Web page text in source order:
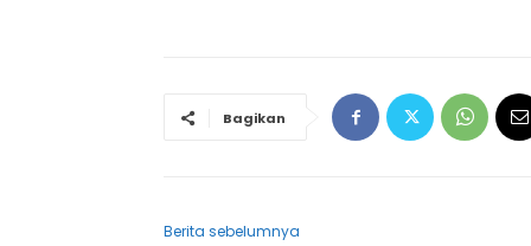
Bagikan
Berita sebelumnya